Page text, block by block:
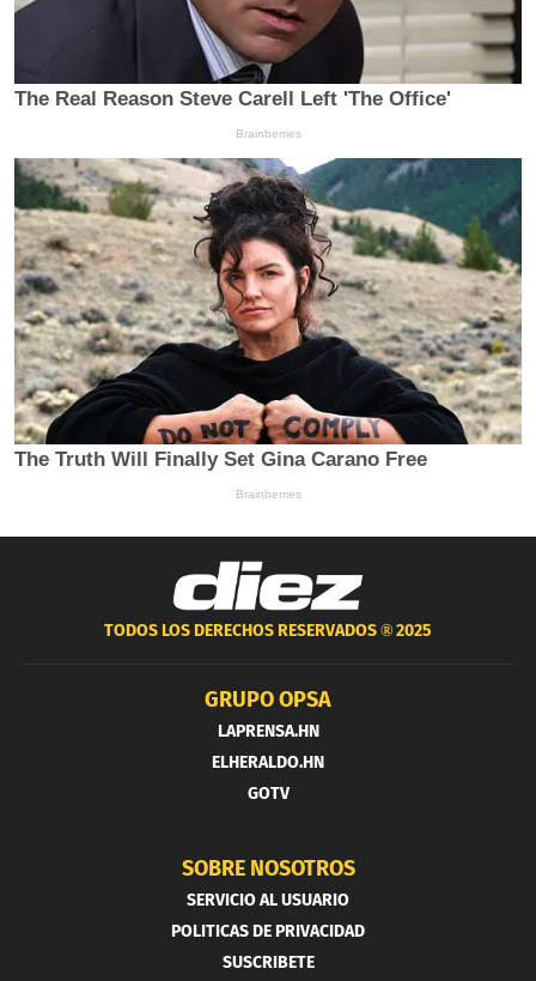
TODOS LOS DERECHOS RESERVADOS ®2025
GRUPO OPSA
LAPRENSA.HN
ELHERALDO.HN
GOTV
SOBRE NOSOTROS
SERVICIO AL USUARIO
POLITICAS DE PRIVACIDAD
SUSCRIBETE